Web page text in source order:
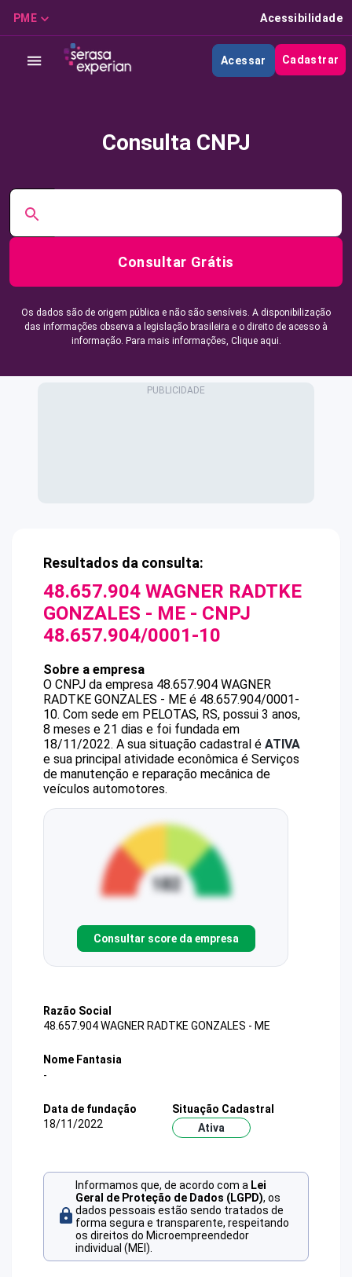
PME Acessibilidade
Acessar Cadastrar
Consulta CNPJ
Consultar Grátis
Os dados são de origem pública e não são sensíveis. A disponibilização
das informações observa a legislação brasileira e o direito de acesso à
informação. Para mais informações, Clique aqui.
Resultados da consulta:
48.657.904 WAGNER RADTKE
GONZALES - ME - CNPJ
48.657.904/0001-10
Sobre a empresa
O CNPJ da empresa 48.657.904 WAGNER
RADTKE GONZALES - ME é 48.657.904/0001-
10. Com sede em PELOTAS, RS, possui 3 anos,
8 meses e 21 dias e foi fundada em
18/11/2022. A sua situação cadastral é ATIVA
e sua principal atividade econômica é Serviços
de manutenção e reparação mecânica de
veículos automotores.
Consultar score da empresa
Razão Social
48.657.904 WAGNER RADTKE GONZALES - ME
Nome Fantasia
-
Data de fundação
18/11/2022
Situação Cadastral
Ativa
Informamos que, de acordo com a Lei
Geral de Proteção de Dados (LGPD), os
dados pessoais estão sendo tratados de
forma segura e transparente, respeitando
os direitos do Microempreendedor
individual (MEI).